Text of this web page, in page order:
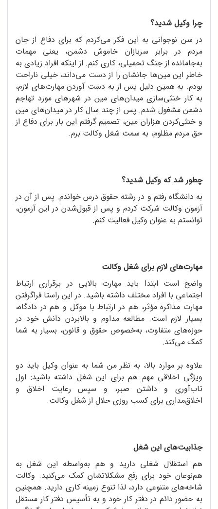
چرا وکیل شدید؟
در سن نوجوانی به این فکر می‌کردم که برای دفاع از جان
مردم در برابر سربازان خاموش دشمن، یعنی مهمات
به‌جامانده از جنگ تحمیلی، کاری کنم. از اینکه افراد زیادی به
خاطر این مین‌ها جانشان را از دست می‌داند، خیلی ناراحت
بودم. به همین دلیل پس از به دست آوردن مهارت‌های لازم،
به کار خنثی‌سازی میدان‌های مین در شهرهای مورد تهاجم
دشمن مشغول شدم. پس از چند سال کار در میدان‌های مین
و خنثی‌کردن هزاران مین، تصمیم گرفتم این بار برای دفاع از
حق مردم مظلوم، به سمت شغل وکالت برم.
چطور شد که وکیل شدید؟
به دانشگاه رفتم و در رشته حقوق درس خواندم. پس از آن در
آزمون وکالت شرکت کردم و پس از قبول‌شدن در این آزمون،
توانستم به عنوان وکیل فعالیت کنم.
مهارت‌های لازم برای شغل وکالت
واضح است ابتدا باید مهارت بالایی در برقراری ارتباط
اجتماعی با افراد مختلف داشته باشید. در این راستا فراگرفتن
مهارت مذاکره مؤثر، هم در ارتباط با موکل و هم در دادگاه،
بسیار لازم است. مطالعه مداوم و بالا‌بردن دانش خود در
حوزه‌های متفاوت، به‌خصوص حقوق و قانون، بسیار به شما
کمک می‌کند.
علاوه بر موارد بالا، به نظر من شما به عنوان وکیل باید دو
ویژگی اخلاقی مهم هم برای این شغل داشته باشید: اول
تاب‌آوری و داشتن صبر، و سپس رعایت اخلاق و
اخلاق‌مداری برای کسب روزی حلال از شغل وکالت.
جذابیت‌های این شغل
هم استقلال شغلی دارید و هم به‌واسطه این شغل به
هم‌نوعان خود برای رفع مشکلاتشان کمک می‌کنید. وکالت
شاخه‌های متنوعی دارد، لذا تنوع زمینه کاری دارید. همچنین
به حضور دائم در دفتر کار خود و به تأسیس دفتر کار مستقل